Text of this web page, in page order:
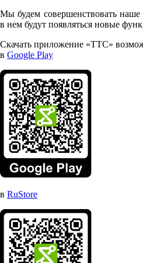
Мы будем совершенствовать
в нем будут появляться новые
Скачать приложение «ТТС»
в Google Play
в RuStore